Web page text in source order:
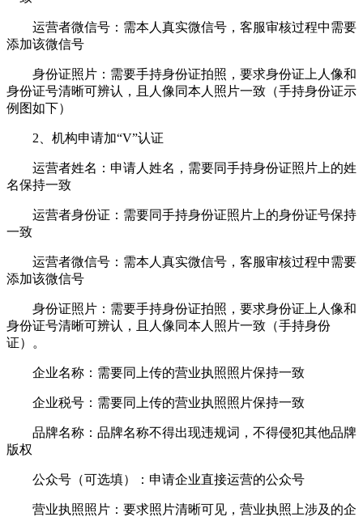
运营者微信号：需本人真实微信号，客服审核过程中需要
添加该微信号
身份证照片：需要手持身份证拍照，要求身份证上人像和
身份证号清晰可辨认，且人像同本人照片一致（手持身份证示
例图如下）
2、机构申请加“V”认证
运营者姓名：申请人姓名，需要同手持身份证照片上的姓
名保持一致
运营者身份证：需要同手持身份证照片上的身份证号保持
一致
运营者微信号：需本人真实微信号，客服审核过程中需要
添加该微信号
身份证照片：需要手持身份证拍照，要求身份证上人像和
身份证号清晰可辨认，且人像同本人照片一致（手持身份
证）。
企业名称：需要同上传的营业执照照片保持一致
企业税号：需要同上传的营业执照照片保持一致
品牌名称：品牌名称不得出现违规词，不得侵犯其他品牌
版权
公众号（可选填）：申请企业直接运营的公众号
营业执照照片：要求照片清晰可见，营业执照上涉及的企